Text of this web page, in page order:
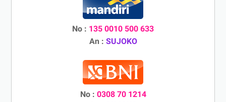
No : 135 0010 500 633
An : SUJOKO
No : 0308 70 1214